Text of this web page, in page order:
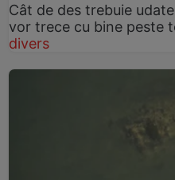
Cât de des trebuie
vor trece cu bine peste
divers